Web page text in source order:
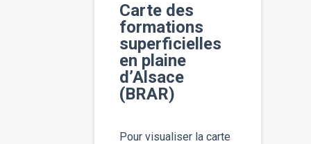
Carte des
formations
superficielles
en plaine
d’Alsace
(BRAR)
Pour visualiser la carte